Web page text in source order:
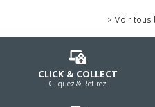
> Voir
CLICK & COLLECT
Cliquez & Retirez